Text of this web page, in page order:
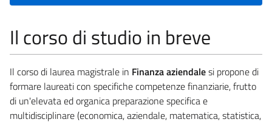
Il corso di studio in breve
Il corso di laurea magistrale in Finanza aziendalesi propone di
formare laureati con specifiche competenze finanziarie, frutto
di un'elevata ed organica preparazione specifica e
multidisciplinare (economica, aziendale, matematica, statistica,